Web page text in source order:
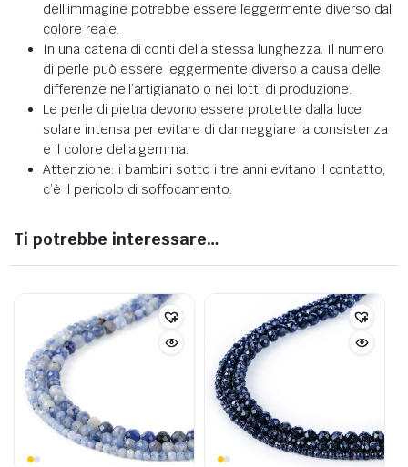
dell’immagine potrebbe essere leggermente diverso dal
colore reale.
In una catena di conti della stessa lunghezza. Il numero
di perle può essere leggermente diverso a causa delle
differenze nell’artigianato o nei lotti di produzione.
Le perle di pietra devono essere protette dalla luce
solare intensa per evitare di danneggiare la consistenza
e il colore della gemma.
Attenzione: i bambini sotto i tre anni evitano il contatto,
c’è il pericolo di soffocamento.
Ti potrebbe interessare…